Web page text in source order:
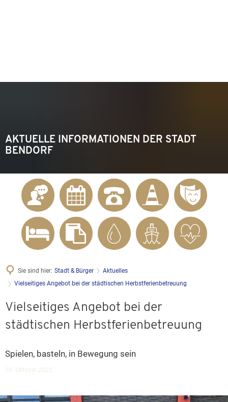
AKTUELLE INFORMATIONEN DER STADT
BENDORF
Sie sind hier: Stadt & Bürger
Aktuelles
Vielseitiges Angebot bei der städtischen Herbstferienbetreuung
Vielseitiges Angebot bei der
städtischen Herbstferienbetreuung
Spielen, basteln, in Bewegung sein
28. Oktober 2022